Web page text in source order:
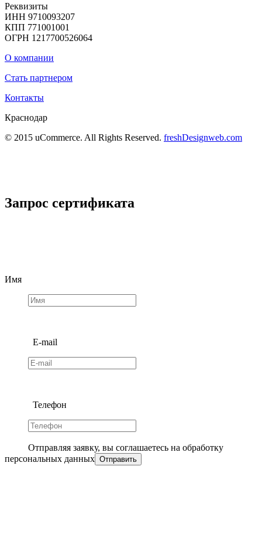
Реквизиты
ИНН 9710093207
КПП 771001001
ОГРН 1217700526064
О компании
Стать партнером
Контакты
Краснодар
© 2015 uCommerce. All Rights Reserved. freshDesignweb.com
Запрос сертификата
Имя
E-mail
Телефон
Отправляя заявку, вы соглашаетесь на обработку
персональных данных Отправить